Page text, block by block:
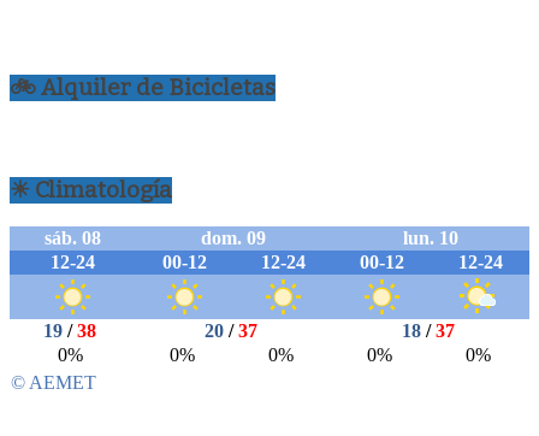
🚲 Alquiler de Bicicletas
☀ Climatología